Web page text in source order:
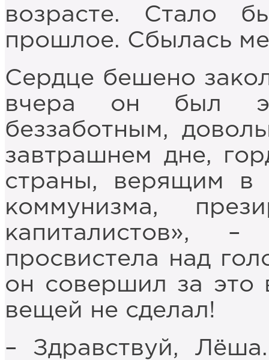
возрасте. Стало
прошлое. Сбылась
Сердце бешено
вчера он был
беззаботным,
завтрашнем дне,
страны, верящим в
коммунизма,
просвистела над
он совершил за это
вещей не сделал!
– Здравствуй,